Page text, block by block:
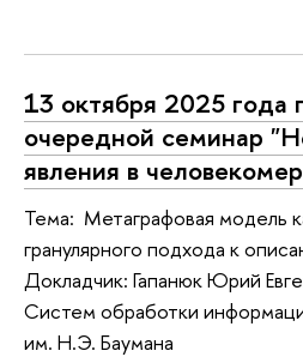
13 октября 2025 года
очередной семинар
явления в
Тема: Метаграфовая модель
гранулярного подхода к
Докладчик: Гапанюк Юрий
Систем обработки
им. Н.Э. Баумана